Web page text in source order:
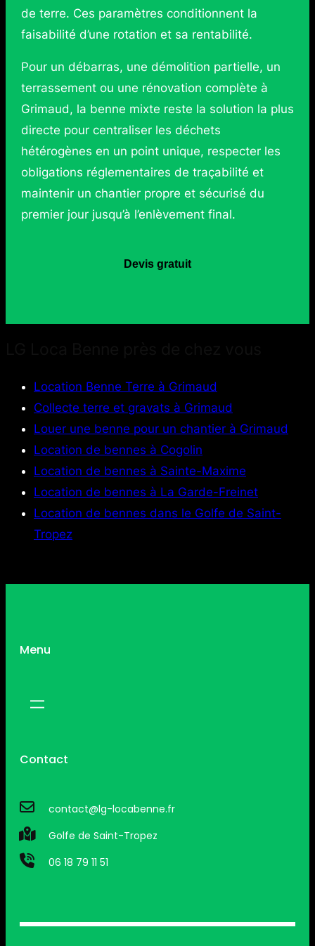
de terre. Ces paramètres conditionnent la
faisabilité d’une rotation et sa rentabilité.
Pour un débarras, une démolition partielle, un
terrassement ou une rénovation complète à
Grimaud, la benne mixte reste la solution la plus
directe pour centraliser les déchets
hétérogènes en un point unique, respecter les
obligations réglementaires de traçabilité et
maintenir un chantier propre et sécurisé du
premier jour jusqu’à l’enlèvement final.
Devis gratuit
Location Benne Terre à Grimaud
Collecte terre et gravats à Grimaud
Louer une benne pour un chantier à Grimaud
Location de bennes à Cogolin
Location de bennes à Sainte-Maxime
Location de bennes à La Garde-Freinet
Location de bennes dans le Golfe de Saint-
Tropez
Menu
Contact
contact@lg-locabenne.fr
Golfe de Saint-Tropez
06 18 79 11 51